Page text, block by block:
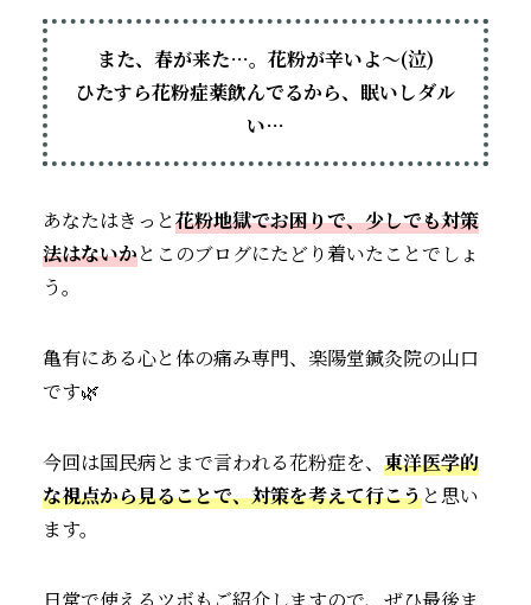
また、春が来た…。花粉が辛いよ～(泣)
ひたすら花粉症薬飲んでるから、眠いしダル
い…
あなたはきっと花粉地獄でお困りで、少しでも対策
法はないかとこのブログにたどり着いたことでしょ
う。
亀有にある心と体の痛み専門、楽陽堂鍼灸院の山口
です🌿
今回は国民病とまで言われる花粉症を、 東洋医学的
な視点から見ることで、対策を考えて行こうと思い
ます。
日常で使えるツボもご紹介しますので、ぜひ最後ま